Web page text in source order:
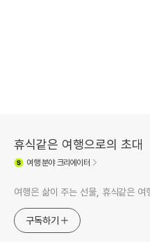
휴식같은 여행으로의 초대
여행분야 크리에이터
여행은 삶이 주는 선물, 휴식같은 여
구독하기